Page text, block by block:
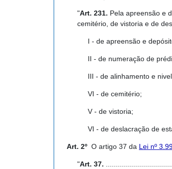
"Art. 231. Pela apreensão e
cemitério, de vistoria e de
I - de apreensão e
II - de numeração de
III - de alinhamento e
VI - de cemitério;
V - de vistoria;
VI - de deslacração de
Art. 2º O artigo 37 da Lei nº
"Art. 37.